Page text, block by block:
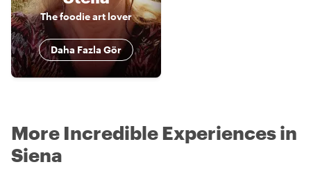
The foodie art lover
Daha Fazla Gör
More Incredible Experiences in
Siena